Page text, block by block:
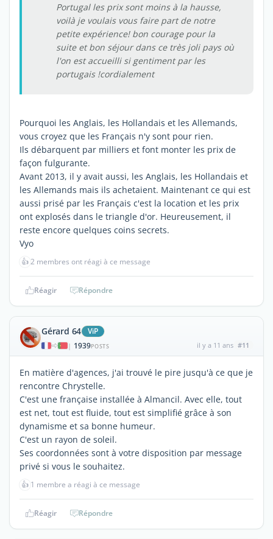
Portugal les prix sont moins à la hausse,
voilà je voulais vous faire part de notre
petite expérience! bon courage pour la
suite et bon séjour dans ce très joli pays où
l'on est accueilli si gentiment par les
portugais !cordialement
Pourquoi les Anglais, les Hollandais et les Allemands,
vous croyez que les Français n'y sont pour rien.
Ils débarquent par milliers et font monter les prix de
façon fulgurante.
Avant 2013, il y avait aussi, les Anglais, les Hollandais et
les Allemands mais ils achetaient. Maintenant ce qui est
aussi prisé par les Français c'est la location et les prix
ont explosés dans le triangle d'or. Heureusement, il
reste encore quelques coins secrets.
Vyo
👍2 membres ont réagi à ce message
Réagir Répondre
Gérard 64 ViP
| 1939POSTS il y a 11 ans #11
En matière d'agences, j'ai trouvé le pire jusqu'à ce que je
rencontre Chrystelle.
C'est une française installée à Almancil. Avec elle, tout
est net, tout est fluide, tout est simplifié grâce à son
dynamisme et sa bonne humeur.
C'est un rayon de soleil.
Ses coordonnées sont à votre disposition par message
privé si vous le souhaitez.
👍 1 membre a réagi à ce message
Réagir Répondre